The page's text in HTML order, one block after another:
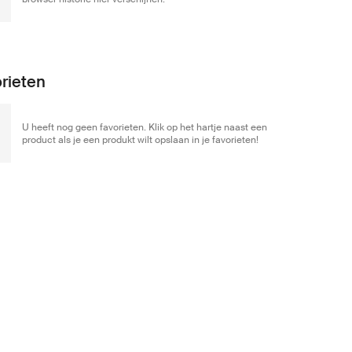
U heeft nog geen favorieten. Klik op het hartje naast een
product als je een produkt wilt opslaan in je favorieten!